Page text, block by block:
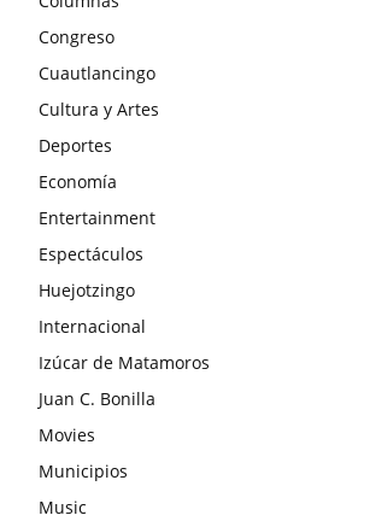
Congreso
Cuautlancingo
Cultura y Artes
Deportes
Economía
Entertainment
Espectáculos
Huejotzingo
Internacional
Izúcar de Matamoros
Juan C. Bonilla
Movies
Municipios
Music